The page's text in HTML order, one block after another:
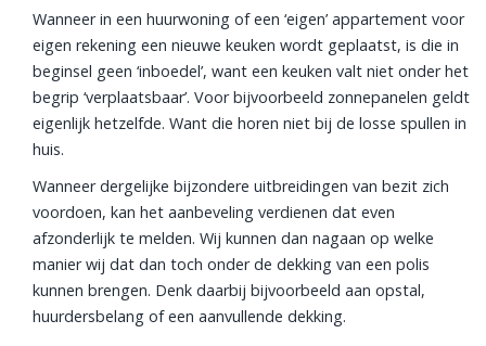
Wanneer in een huurwoning of een ‘eigen’ appartement voor
eigen rekening een nieuwe keuken wordt geplaatst, is die in
beginsel geen ‘inboedel’, want een keuken valt niet onder het
begrip ‘verplaatsbaar’. Voor bijvoorbeeld zonnepanelen geldt
eigenlijk hetzelfde. Want die horen niet bij de losse spullen in
huis.
Wanneer dergelijke bijzondere uitbreidingen van bezit zich
voordoen, kan het aanbeveling verdienen dat even
afzonderlijk te melden. Wij kunnen dan nagaan op welke
manier wij dat dan toch onder de dekking van een polis
kunnen brengen. Denk daarbij bijvoorbeeld aan opstal,
huurdersbelang of een aanvullende dekking.